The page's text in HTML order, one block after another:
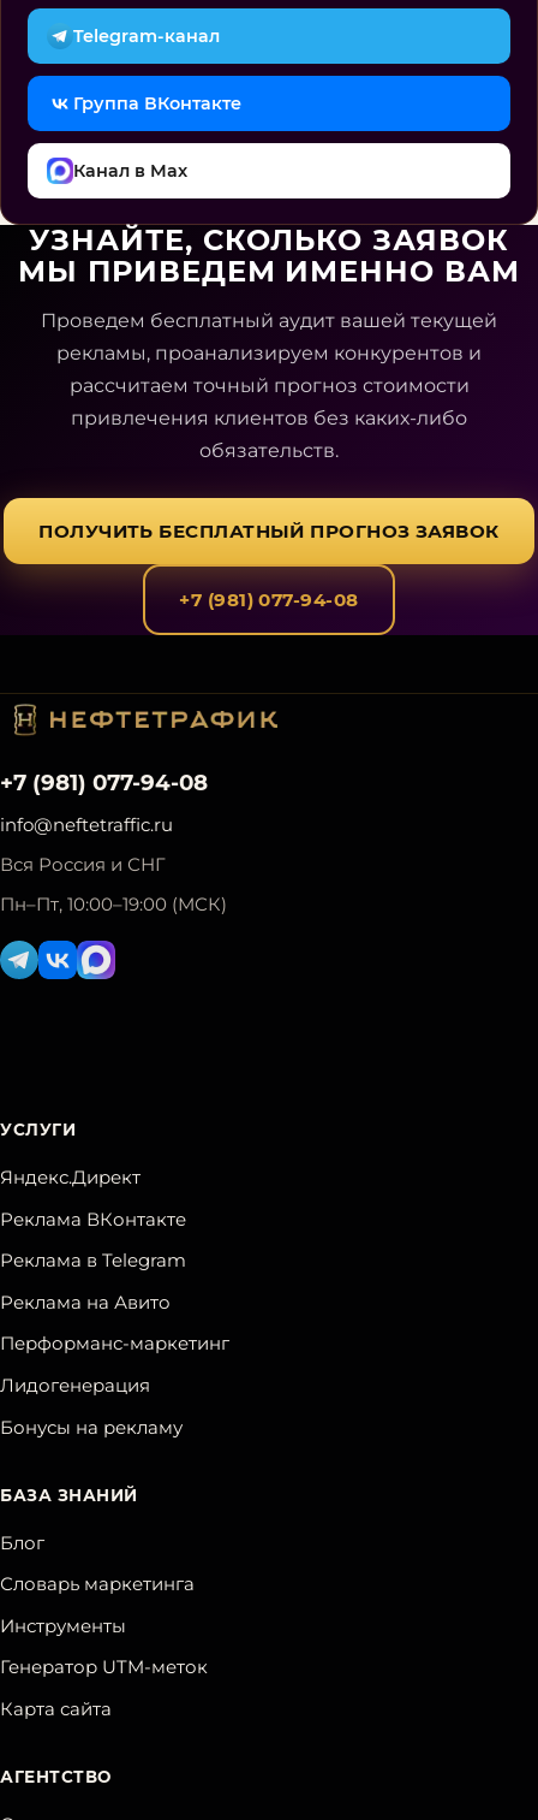
Telegram-канал
Группа ВКонтакте
Канал в Max
УЗНАЙТЕ, СКОЛЬКО ЗАЯВОК
МЫ ПРИВЕДЕМ ИМЕННО ВАМ
Проведем бесплатный аудит вашей текущей
рекламы, проанализируем конкурентов и
рассчитаем точный прогноз стоимости
привлечения клиентов без каких-либо
обязательств.
ПОЛУЧИТЬ БЕСПЛАТНЫЙ ПРОГНОЗ ЗАЯВОК
+7 (981) 077-94-08
+7 (981) 077-94-08
info@neftetraffic.ru
Вся Россия и СНГ
Пн–Пт, 10:00–19:00 (МСК)
УСЛУГИ
Яндекс.Директ
Реклама ВКонтакте
Реклама в Telegram
Реклама на Авито
Перформанс-маркетинг
Лидогенерация
Бонусы на рекламу
БАЗА ЗНАНИЙ
Блог
Словарь маркетинга
Инструменты
Генератор UTM-меток
Карта сайта
АГЕНТСТВО